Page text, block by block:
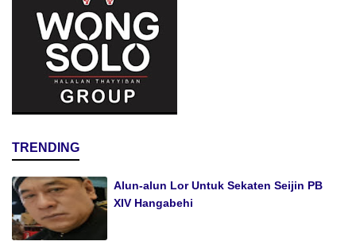
TRENDING
Alun-alun Lor Untuk Sekaten Seijin PB
XIV Hangabehi